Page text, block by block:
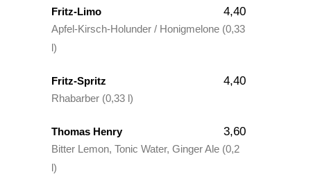
Fritz-Limo 4,40
Apfel-Kirsch-Holunder / Honigmelone (0,33
l)
Fritz-Spritz 4,40
Rhabarber (0,33 l)
Thomas Henry 3,60
Bitter Lemon, Tonic Water, Ginger Ale (0,2
l)